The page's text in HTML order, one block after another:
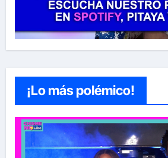
¡Lo más polémico!